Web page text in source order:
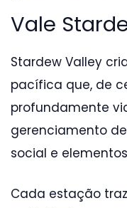
Vale
Stardew Valley
pacífica que, de
profundamente
gerenciamento
social e
Cada estação